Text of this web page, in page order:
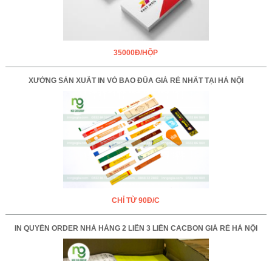
35000Đ/HỘP
XƯỞNG SẢN XUẤT IN VỎ BAO ĐŨA GIÁ RẺ NHẤT TẠI HÀ NỘI
CHỈ TỪ 90Đ/C
IN QUYỂN ORDER NHÀ HÀNG 2 LIÊN 3 LIÊN CACBON GIÁ RẺ HÀ NỘI